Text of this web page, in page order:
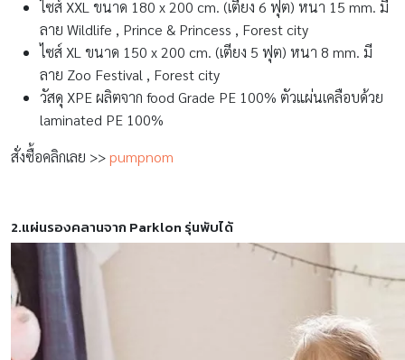
ไซส์ XXL ขนาด 180 x 200 cm. (เตียง 6 ฟุต) หนา 15 mm. มี
ลาย Wildlife , Prince & Princess , Forest city
ไซส์ XL ขนาด 150 x 200 cm. (เตียง 5 ฟุต) หนา 8 mm. มี
ลาย Zoo Festival , Forest city
วัสดุ XPE ผลิตจาก food Grade PE 100% ตัวแผ่นเคลือบด้วย
laminated PE 100%
สั่งซื้อคลิกเลย >>pumpnom
2.แผ่นรองคลานจาก Parklon รุ่นพับได้